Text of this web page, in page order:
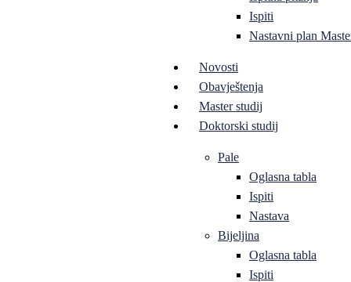
Ispiti
Nastavni plan
Novosti
Obavještenja
Master studij
Doktorski studij
Pale
Oglasna tabla
Ispiti
Nastava
Bijeljina
Oglasna tabla
Ispiti